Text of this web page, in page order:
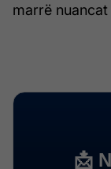
marrë